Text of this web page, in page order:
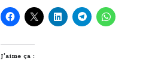
J’aime ça :